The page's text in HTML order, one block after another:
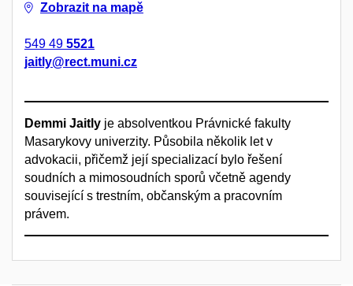
Zobrazit na mapě
549 49 5521
jaitly@rect.muni.cz
Demmi Jaitly je absolventkou Právnické fakulty
Masarykovy univerzity. Působila několik let v
advokacii, přičemž její specializací bylo řešení
soudních a mimosoudních sporů včetně agendy
související s trestním, občanským a pracovním
právem.